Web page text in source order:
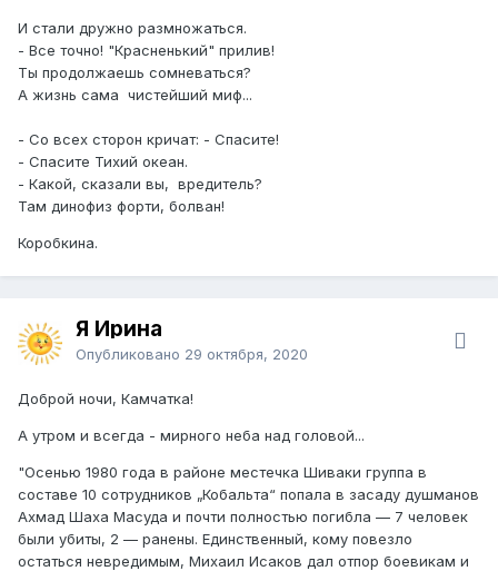
И стали дружно размножаться.
- Все точно! "Красненький" прилив!
Ты продолжаешь сомневаться?
А жизнь сама чистейший миф...
- Со всех сторон кричат: - Спасите!
- Спасите Тихий океан.
- Какой, сказали вы, вредитель?
Там динофиз форти, болван!
Коробкина.
Я Ирина
Опубликовано 29 октября, 2020
Доброй ночи, Камчатка!
А утром и всегда - мирного неба над головой...
"Осенью 1980 года в районе местечка Шиваки группа в
составе 10 сотрудников „Кобальта“ попала в засаду душманов
Ахмад Шаха Масуда и почти полностью погибла — 7 человек
были убиты, 2 — ранены. Единственный, кому повезло
остаться невредимым, Михаил Исаков дал отпор боевикам и